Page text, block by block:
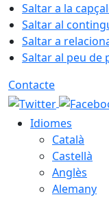
Saltar a la
Saltar al
Saltar a
Saltar al peu de
Contacte
Idiomes
Català
Castellà
Anglès
Alemany